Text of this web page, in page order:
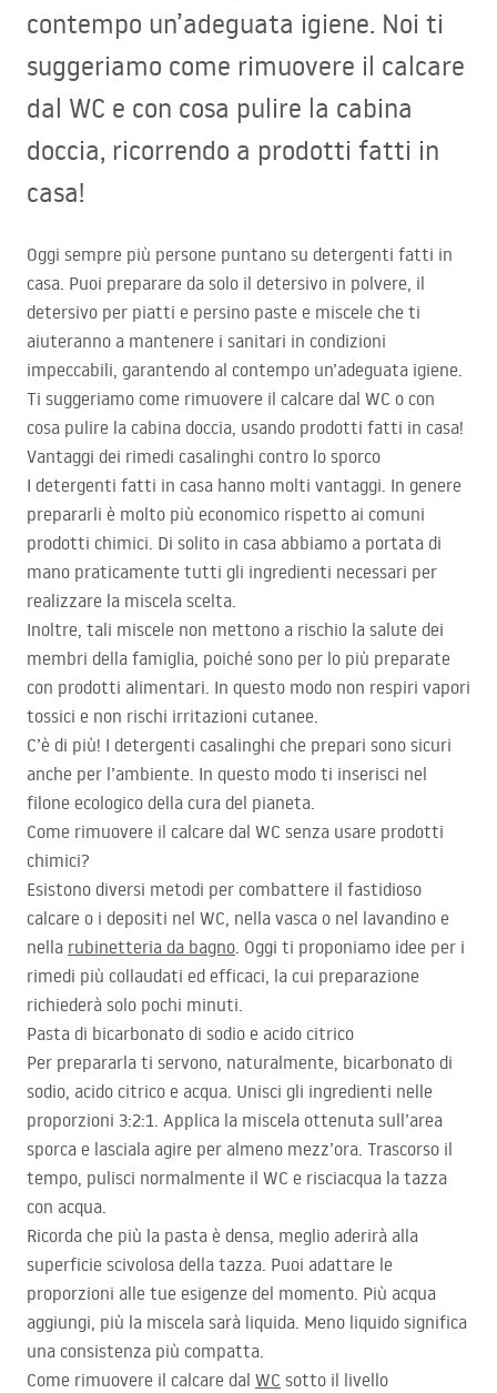
contempo un’adeguata igiene. Noi ti
suggeriamo come rimuovere il calcare
dal WC e con cosa pulire la cabina
doccia, ricorrendo a prodotti fatti in
casa!
Oggi sempre più persone puntano su detergenti fatti in
casa. Puoi preparare da solo il detersivo in polvere, il
detersivo per piatti e persino paste e miscele che ti
aiuteranno a mantenere i sanitari in condizioni
impeccabili, garantendo al contempo un’adeguata igiene.
Ti suggeriamo come rimuovere il calcare dal WC o con
cosa pulire la cabina doccia, usando prodotti fatti in casa!
Vantaggi dei rimedi casalinghi contro lo sporco
I detergenti fatti in casa hanno molti vantaggi. In genere
prepararli è molto più economico rispetto ai comuni
prodotti chimici. Di solito in casa abbiamo a portata di
mano praticamente tutti gli ingredienti necessari per
realizzare la miscela scelta.
Inoltre, tali miscele non mettono a rischio la salute dei
membri della famiglia, poiché sono per lo più preparate
con prodotti alimentari. In questo modo non respiri vapori
tossici e non rischi irritazioni cutanee.
C’è di più! I detergenti casalinghi che prepari sono sicuri
anche per l’ambiente. In questo modo ti inserisci nel
filone ecologico della cura del pianeta.
Come rimuovere il calcare dal WC senza usare prodotti
chimici?
Esistono diversi metodi per combattere il fastidioso
calcare o i depositi nel WC, nella vasca o nel lavandino e
nella rubinetteria da bagno. Oggi ti proponiamo idee per i
rimedi più collaudati ed efficaci, la cui preparazione
richiederà solo pochi minuti.
Pasta di bicarbonato di sodio e acido citrico
Per prepararla ti servono, naturalmente, bicarbonato di
sodio, acido citrico e acqua. Unisci gli ingredienti nelle
proporzioni 3:2:1. Applica la miscela ottenuta sull’area
sporca e lasciala agire per almeno mezz’ora. Trascorso il
tempo, pulisci normalmente il WC e risciacqua la tazza
con acqua.
Ricorda che più la pasta è densa, meglio aderirà alla
superficie scivolosa della tazza. Puoi adattare le
proporzioni alle tue esigenze del momento. Più acqua
aggiungi, più la miscela sarà liquida. Meno liquido significa
una consistenza più compatta.
Come rimuovere il calcare dal WC sotto il livello